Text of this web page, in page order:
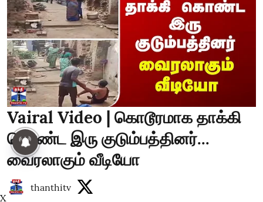
Vairal Video | கொடூரமாக தாக்கி
கொண்ட இரு குடும்பத்தினர்...
வைரலாகும் வீடியோ
thanthitv
X